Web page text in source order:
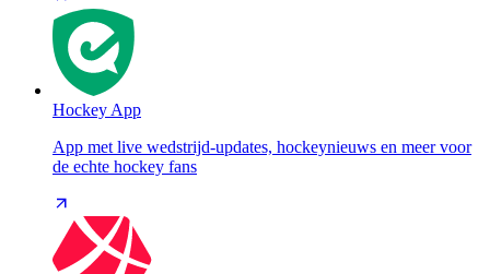
Hockey App
App met live wedstrijd-updates, hockeynieuws en meer voor
de echte hockey fans